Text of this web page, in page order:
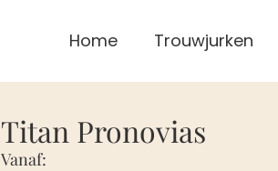
Home Trouwjurken
Titan Pronovias
Vanaf: